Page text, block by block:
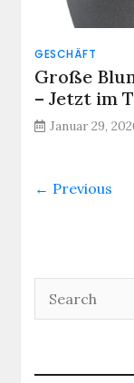
GESCHÄFT
Große
– Jetzt im
Januar 29,
← Previous